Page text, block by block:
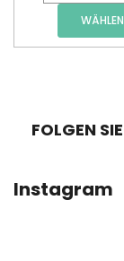
WÄHLEN
FOLGEN
Instagram